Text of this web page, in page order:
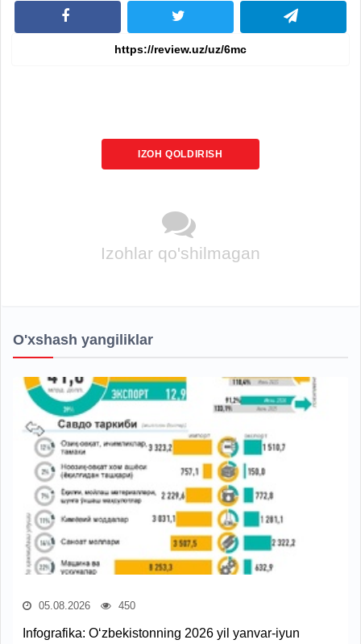
IZOH QOLDIRISH
Izohlar qo'shilmagan
O'xshash yangiliklar
05.08.2026 450
Infografika: O‘zbekistonning 2026 yil yanvar-iyun